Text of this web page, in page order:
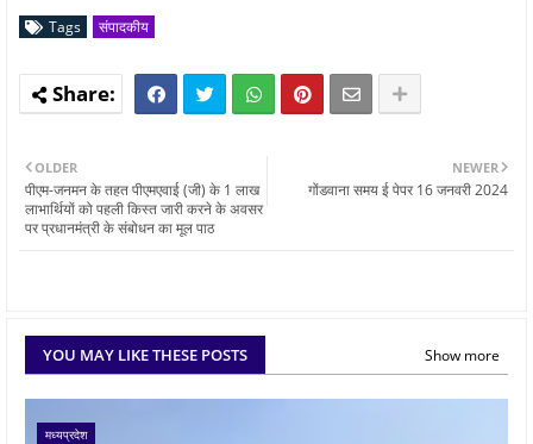
Tags संपादकीय
NEWER
गोंडवाना समय ई पेपर 16 जनवरी 2024
OLDER
पीएम-जनमन के तहत पीएमएवाई (जी) के 1 लाख
लाभार्थियों को पहली किस्त जारी करने के अवसर
पर प्रधानमंत्री के संबोधन का मूल पाठ
YOU MAY LIKE THESE POSTS Show more
मध्यप्रदेश